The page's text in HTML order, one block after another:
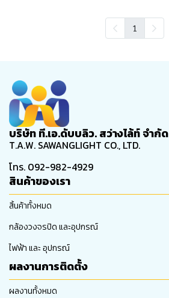
1
บริษัท ที.เอ.ดับบลิว. สว่างไล้ท์ จำกัด
T.A.W. SAWANGLIGHT CO., LTD.
โทร. 092-982-4929
สินค้าของเรา
สิ้นค้าทั้งหมด
กล้องวงจรปิด และอุปกรณ์
ไฟฟ้า และ อุปกรณ์
ผลงานการติดตั้ง
ผลงานทั้งหมด